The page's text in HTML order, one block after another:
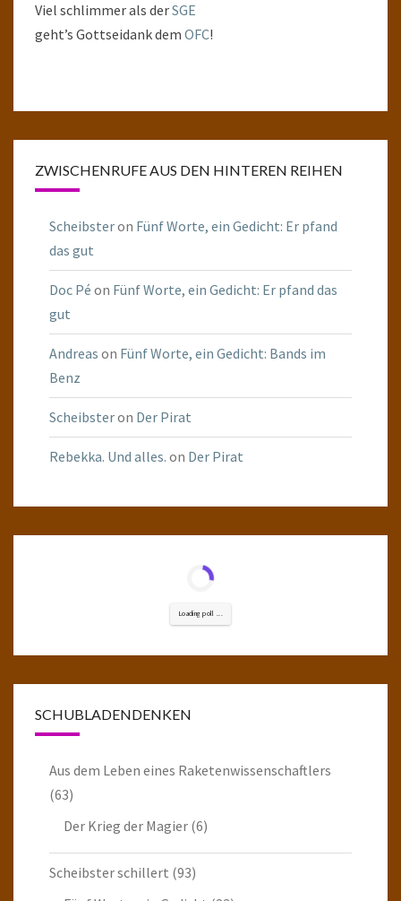
Viel schlimmer als derSGE
geht’s Gottseidank dem OFC!
ZWISCHENRUFE AUS DEN HINTEREN REIHEN
Scheibsteron Fünf Worte, ein Gedicht: Er pfand
das gut
Doc Pé on Fünf Worte, ein Gedicht: Er pfand das
gut
Andreas on Fünf Worte, ein Gedicht: Bands im
Benz
Scheibsteron Der Pirat
Rebekka. Und alles. on Der Pirat
Loading poll ...
SCHUBLADENDENKEN
Aus dem Leben eines Raketenwissenschaftlers
(63)
Der Krieg der Magier (6)
Scheibster schillert (93)